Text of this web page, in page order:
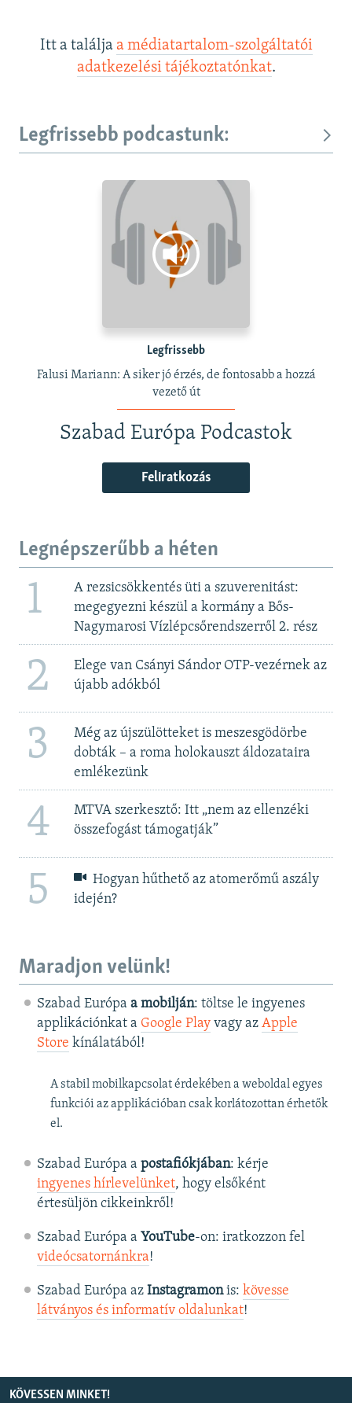
Itt a találja a médiatartalom-szolgáltatói
adatkezelési tájékoztatónkat.
Legfrissebb podcastunk:
Legfrissebb
Falusi Mariann: A siker jó érzés, de fontosabb a hozzá
vezető út
Szabad Európa Podcastok
Feliratkozás
Legnépszerűbb a héten
1
A rezsicsökkentés üti a szuverenitást:
megegyezni készül a kormány a Bős-
Nagymarosi Vízlépcsőrendszerről 2. rész
2
Elege van Csányi Sándor OTP-vezérnek az
újabb adókból
3
Még az újszülötteket is meszesgödörbe
dobták – a roma holokauszt áldozataira
emlékezünk
4
MTVA szerkesztő: Itt „nem az ellenzéki
összefogást támogatják”
5
Hogyan hűthető az atomerőmű aszály
idején?
Maradjon velünk!
Szabad Európa a mobilján: töltse le ingyenes
applikációnkat a Google Playvagy az Apple
Store kínálatából!
A stabil mobilkapcsolat érdekében a weboldal egyes
funkciói az applikációban csak korlátozottan érhetők
el.
Szabad Európa a postafiókjában: kérje
ingyenes hírlevelünket, hogy elsőként
értesüljön cikkeinkről!
Szabad Európa a YouTube-on: iratkozzon fel
videócsatornánkra!
Szabad Európa az Instagramonis: kövesse
látványos és informatív oldalunkat! ​
KÖVESSEN MINKET!